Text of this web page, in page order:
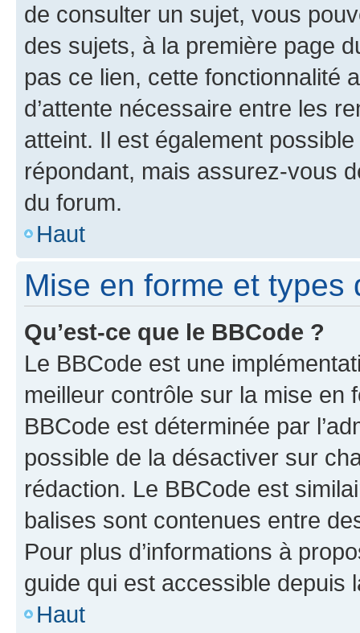
de consulter un sujet, vous
des sujets, à la première page
pas ce lien, cette fonctionnalité
d’attente nécessaire entre les
atteint. Il est également
répondant, mais assurez-vous
du forum.
Haut
Mise en forme et types
Qu’est-ce que le BBCode ?
Le BBCode est une
meilleur contrôle sur la mise en
BBCode est déterminée par
possible de la désactiver sur
rédaction. Le BBCode est
balises sont contenues entre
Pour plus d’informations à
guide qui est accessible depuis
Haut